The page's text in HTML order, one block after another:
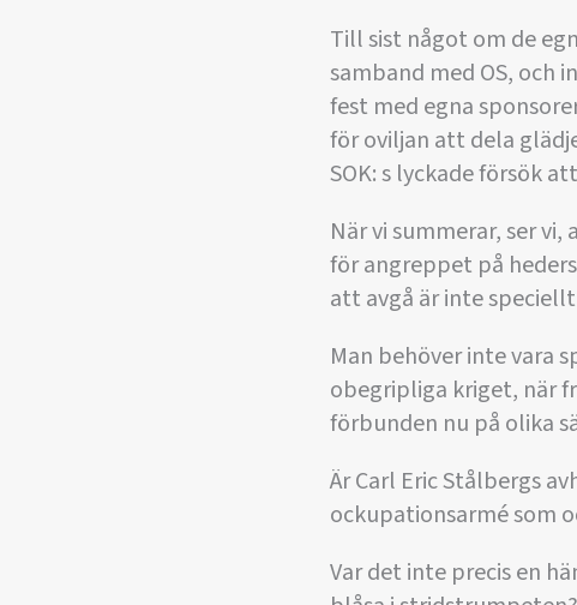
Till sist något om de
samband med OS, och
fest med egna
för oviljan att dela
SOK: s lyckade försök
När vi summerar, ser
för angreppet på
att avgå är inte
Man behöver inte vara
obegripliga kriget, när
förbunden nu på olika
Är Carl Eric Stålbergs
ockupationsarmé som
Var det inte precis en